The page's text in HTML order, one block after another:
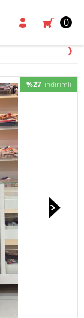
0
%27 indirimli